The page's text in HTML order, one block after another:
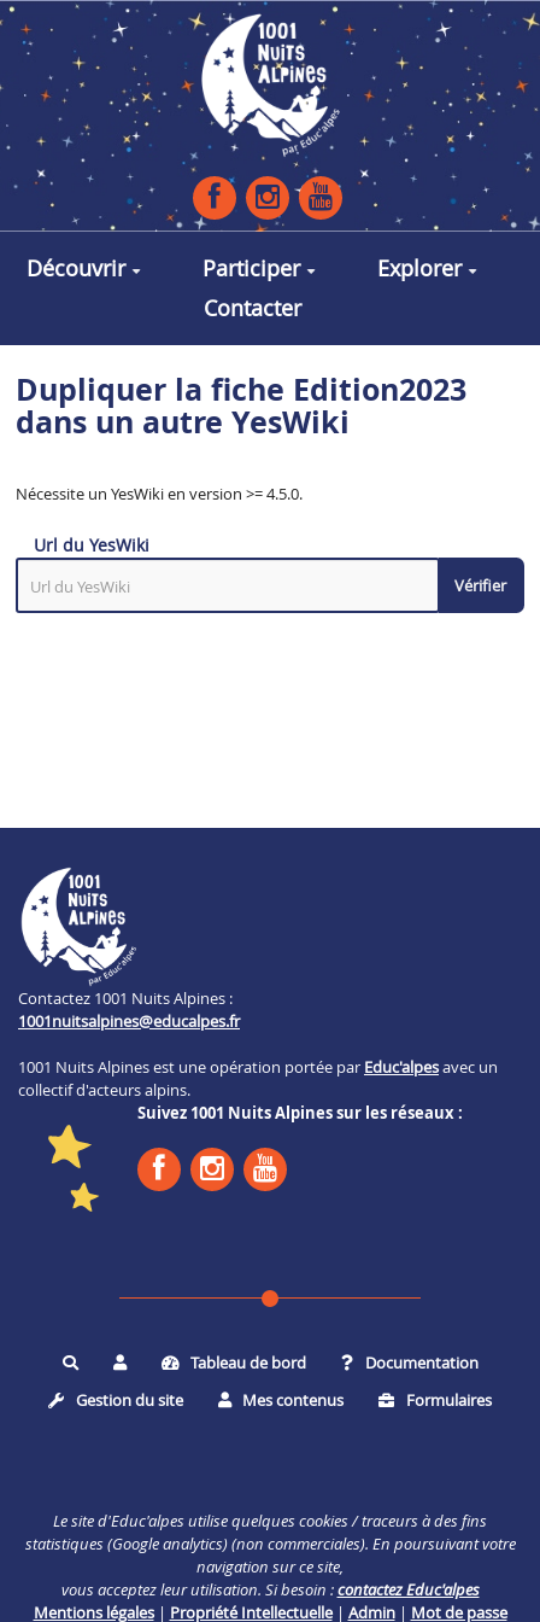
Aller au contenu principal
Découvrir Participer
Explorer
Contacter
Dupliquer la fiche Edition2023
dans un autre YesWiki
Nécessite un YesWiki en version >= 4.5.0.
Url du YesWiki
Vérifier
Contactez 1001 Nuits Alpines :
1001nuitsalpines@educalpes.fr
1001 Nuits Alpines est une opération portée par Educ'alpesavec un
collectif d'acteurs alpins.
Suivez 1001 Nuits Alpines sur les réseaux :
Rechercher Tableau de bord
Documentation
Gestion du site
Mes contenus Formulaires
Le site d'Educ'alpes utilise quelques cookies / traceurs à des fins
statistiques (Google analytics) (non commerciales). En poursuivant votre
navigation sur ce site,
vous acceptez leur utilisation. Si besoin :contactez Educ'alpes
Mentions légales| Propriété Intellectuelle| Admin| Mot de passe